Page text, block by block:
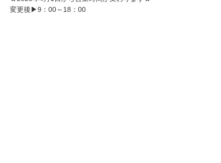
変更後▶9：00～18：00